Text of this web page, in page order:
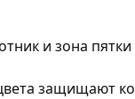
и зона
защищают